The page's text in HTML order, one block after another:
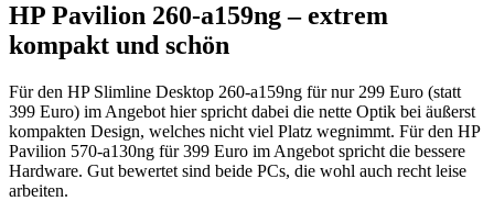
HP Pavilion 260-a159ng – extrem
kompakt und schön
Für den HP Slimline Desktop 260-a159ng für nur 299 Euro (statt
399 Euro) im Angebot hier spricht dabei die nette Optik bei äußerst
kompakten Design, welches nicht viel Platz wegnimmt. Für den HP
Pavilion 570-a130ng für 399 Euro im Angebot spricht die bessere
Hardware. Gut bewertet sind beide PCs, die wohl auch recht leise
arbeiten.